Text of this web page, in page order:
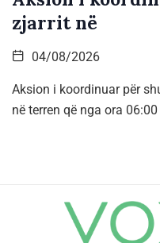
zjarrit në
04/08/2026
Aksion i koordinuar për
në terren që nga ora